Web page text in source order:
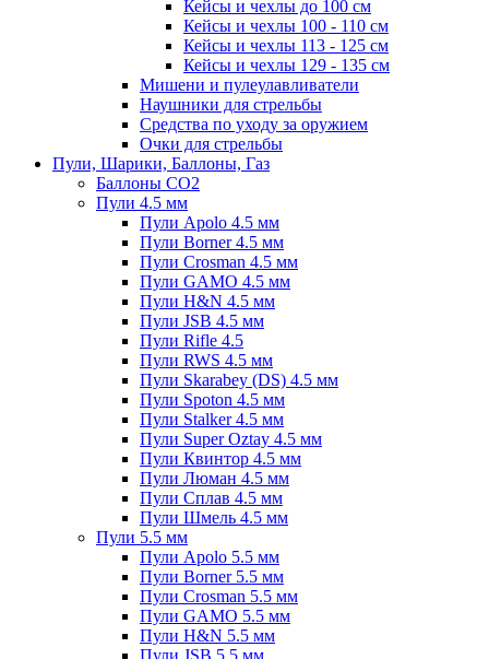
Кейсы и чехлы до 100 см
Кейсы и чехлы 100 - 110 см
Кейсы и чехлы 113 - 125 см
Кейсы и чехлы 129 - 135 см
Мишени и пулеулавливатели
Наушники для стрельбы
Средства по уходу за оружием
Очки для стрельбы
Пули, Шарики, Баллоны, Газ
Баллоны CO2
Пули 4.5 мм
Пули Apolo 4.5 мм
Пули Borner 4.5 мм
Пули Crosman 4.5 мм
Пули GAMO 4.5 мм
Пули H&N 4.5 мм
Пули JSB 4.5 мм
Пули Rifle 4.5
Пули RWS 4.5 мм
Пули Skarabey (DS) 4.5 мм
Пули Spoton 4.5 мм
Пули Stalker 4.5 мм
Пули Super Oztay 4.5 мм
Пули Квинтор 4.5 мм
Пули Люман 4.5 мм
Пули Сплав 4.5 мм
Пули Шмель 4.5 мм
Пули 5.5 мм
Пули Apolo 5.5 мм
Пули Borner 5.5 мм
Пули Crosman 5.5 мм
Пули GAMO 5.5 мм
Пули H&N 5.5 мм
Пули JSB 5.5 мм